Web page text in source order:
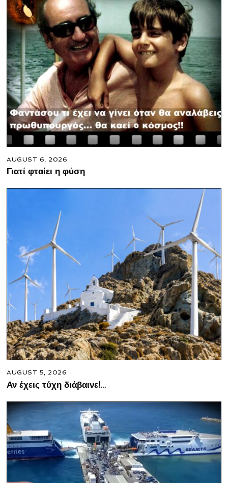
AUGUST 6, 2026
Γιατί φταίει η φύση
AUGUST 5, 2026
Αν έχεις τύχη διάβαινε!…